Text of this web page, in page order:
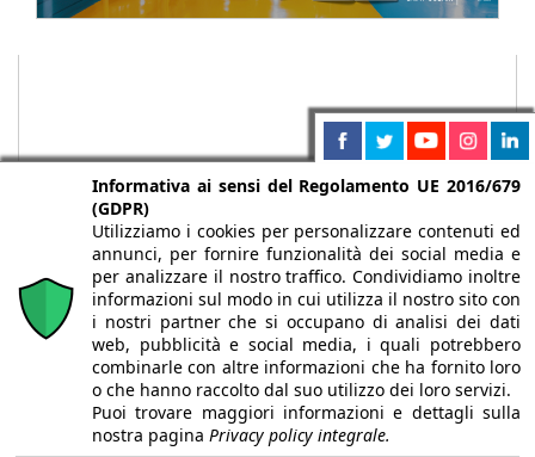
Chi siamo Autori Per la tua pubblicità
Iscriviti alla
newsletter
Informativa ai sensi del Regolamento UE 2016/679
(GDPR)
Utilizziamo i cookies per personalizzare contenuti ed
annunci, per fornire funzionalità dei social media e
per analizzare il nostro traffico. Condividiamo inoltre
informazioni sul modo in cui utilizza il nostro sito con
i nostri partner che si occupano di analisi dei dati
web, pubblicità e social media, i quali potrebbero
combinarle con altre informazioni che ha fornito loro
o che hanno raccolto dal suo utilizzo dei loro servizi.
Puoi trovare maggiori informazioni e dettagli sulla
nostra pagina Privacy policy integrale.